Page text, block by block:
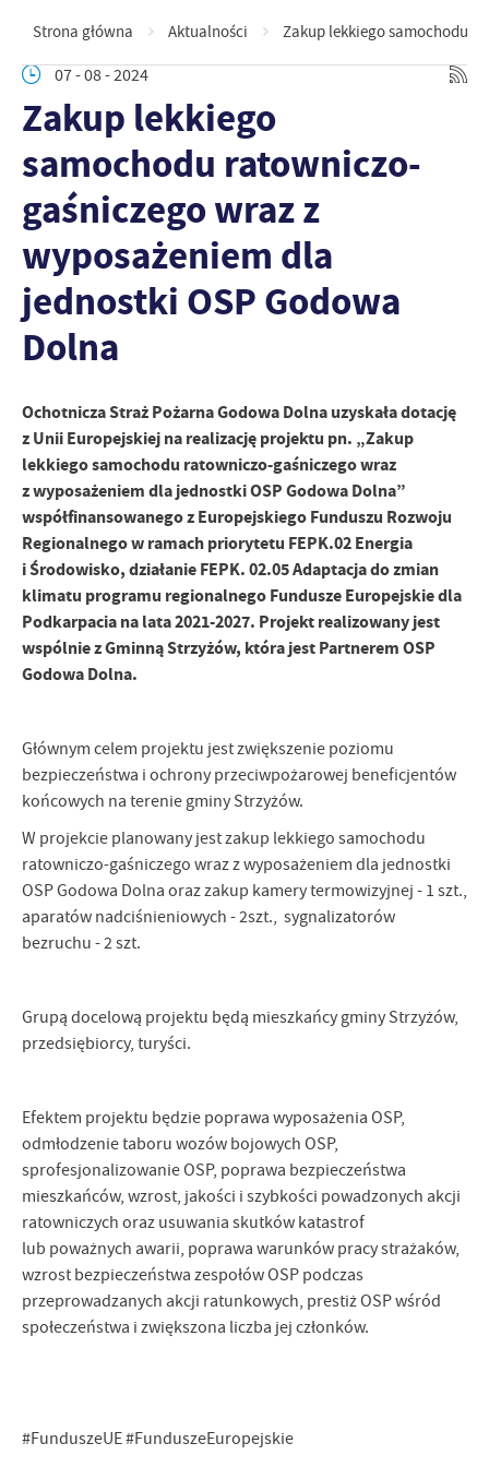
Strona główna Aktualności
Zakup lekkiego samochodu
07 - 08 - 2024
Zakup lekkiego
samochodu ratowniczo-
gaśniczego wraz z
wyposażeniem dla
jednostki OSP Godowa
Dolna
Ochotnicza Straż Pożarna Godowa Dolna uzyskała dotację
z Unii Europejskiej na realizację projektu pn. „Zakup
lekkiego samochodu ratowniczo-gaśniczego wraz
z wyposażeniem dla jednostki OSP Godowa Dolna”
współfinansowanego z Europejskiego Funduszu Rozwoju
Regionalnego w ramach priorytetu FEPK.02 Energia
i Środowisko, działanie FEPK. 02.05 Adaptacja do zmian
klimatu programu regionalnego Fundusze Europejskie dla
Podkarpacia na lata 2021-2027. Projekt realizowany jest
wspólnie z Gminną Strzyżów, która jest Partnerem OSP
Godowa Dolna.
Głównym celem projektu jest zwiększenie poziomu
bezpieczeństwa i ochrony przeciwpożarowej beneficjentów
końcowych na terenie gminy Strzyżów.
W projekcie planowany jest zakup lekkiego samochodu
ratowniczo-gaśniczego wraz z wyposażeniem dla jednostki
OSP Godowa Dolna oraz zakup kamery termowizyjnej - 1 szt.,
aparatów nadciśnieniowych - 2szt., sygnalizatorów
bezruchu - 2 szt.
Grupą docelową projektu będą mieszkańcy gminy Strzyżów,
przedsiębiorcy, turyści.
Efektem projektu będzie poprawa wyposażenia OSP,
odmłodzenie taboru wozów bojowych OSP,
sprofesjonalizowanie OSP, poprawa bezpieczeństwa
mieszkańców, wzrost, jakości i szybkości powadzonych akcji
ratowniczych oraz usuwania skutków katastrof
lub poważnych awarii, poprawa warunków pracy strażaków,
wzrost bezpieczeństwa zespołów OSP podczas
przeprowadzanych akcji ratunkowych, prestiż OSP wśród
społeczeństwa i zwiększona liczba jej członków.
#FunduszeUE #FunduszeEuropejskie